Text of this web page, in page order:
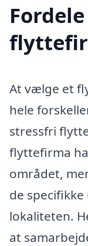
At vælge et
hele
stressfri
flyttefirma
området,
de
lokaliteten.
at